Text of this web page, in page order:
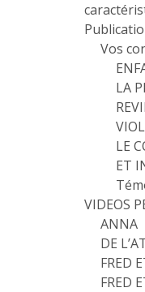
Vos
LA
LE
ET
VIDEOS
ANNA
DE
FRED
FRED